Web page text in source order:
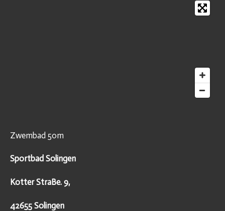
Zwembad 50m
Sportbad Solingen
Kotter StraBe. 9,
42655 Solingen